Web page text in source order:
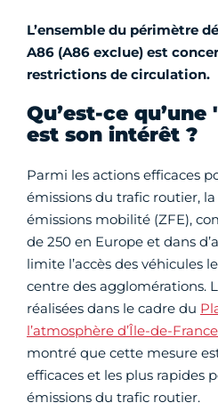
L’ensemble du périmètre
A86 (A86 exclue) est
restrictions de circulation.
Qu’est-ce
est son intérêt ?
Parmi les actions efficaces
émissions du trafic routier,
émissions mobilité (ZFE),
de 250 en Europe et dans
limite l’accès des véhicules
centre des agglomérations.
réalisées dans le cadre du
l’atmosphère d’Île-de-
montré que cette mesure
efficaces et les plus rapides
émissions du trafic routier.